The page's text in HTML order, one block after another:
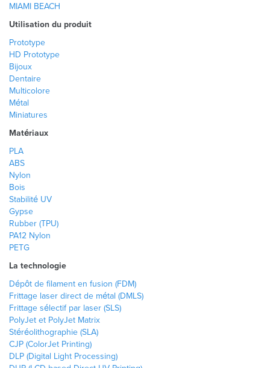
MIAMI BEACH
Utilisation du produit
Prototype
HD Prototype
Bijoux
Dentaire
Multicolore
Métal
Miniatures
Matériaux
PLA
ABS
Nylon
Bois
Stabilité UV
Gypse
Rubber (TPU)
PA12 Nylon
PETG
La technologie
Dépôt de filament en fusion (FDM)
Frittage laser direct de métal (DMLS)
Frittage sélectif par laser (SLS)
PolyJet et PolyJet Matrix
Stéréolithographie (SLA)
CJP (ColorJet Printing)
DLP (Digital Light Processing)